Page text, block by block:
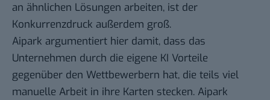
an ähnlichen Lösungen arbeiten, ist der
Konkurrenzdruck außerdem groß.
Aipark argumentiert hier damit, dass das
Unternehmen durch die eigene KI Vorteile
gegenüber den Wettbewerbern hat, die teils viel
manuelle Arbeit in ihre Karten stecken. Aipark